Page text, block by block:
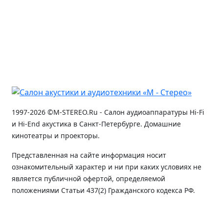
1997-2026 ©M-STEREO.Ru - Салон аудиоаппаратуры Hi-Fi
и Hi-End акустика в Санкт-Петербурге. Домашние
кинотеатры и проекторы.
Представленная на сайте информация носит
ознакомительный характер и ни при каких условиях не
является публичной офертой, определяемой
положениями Статьи 437(2) Гражданского кодекса РФ.